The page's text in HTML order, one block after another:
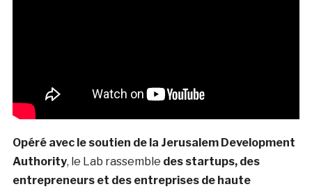
Opéré avec le soutien de la Jerusalem Development
Authority, le Lab rassemble des startups, des
entrepreneurs et des entreprises de haute